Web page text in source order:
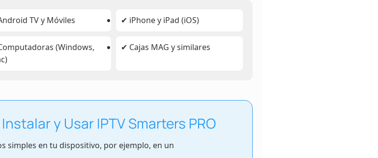
TV y Móviles ✔ iPhone y iPad (iOS)
(Windows,
✔ Cajas MAG y similares
y Usar IPTV Smarters PRO
simples en tu dispositivo, por ejemplo, en un